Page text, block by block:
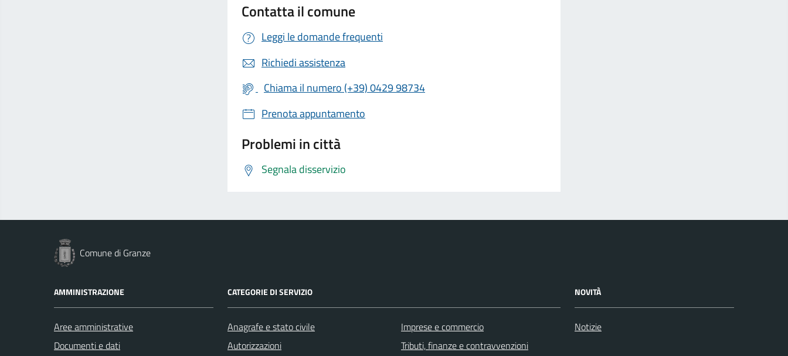
Contatta il comune
Leggi le domande frequenti
Richiedi assistenza
Chiama il numero (+39) 0429 98734
Prenota appuntamento
Problemi in città
Segnala disservizio
Comune di Granze
AMMINISTRAZIONE
Aree amministrative
Documenti e dati
CATEGORIE DI SERVIZIO
Anagrafe e stato civile
Autorizzazioni
Imprese e commercio
Tributi, finanze e contravvenzioni
NOVITÀ
Notizie